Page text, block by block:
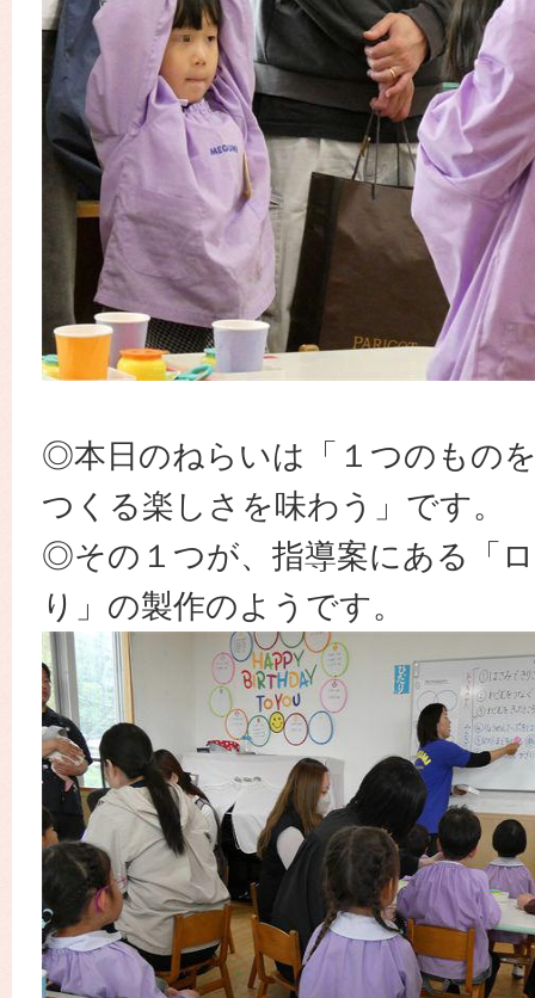
◎本日のねらいは「１つのもの
つくる楽しさを味わう」です。
◎その１つが、指導案にある「
り」の製作のようです。